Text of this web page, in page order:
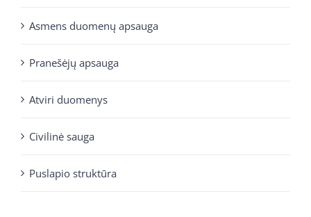
Asmens duomenų apsauga
Pranešėjų apsauga
Atviri duomenys
Civilinė sauga
Puslapio struktūra